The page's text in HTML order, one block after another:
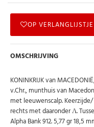
OP VERLANGLIJSTJE
OMSCHRIJVING
KONINKRIJK van
v.Chr., munthuis van
met leeuwenscalp.
rechts met daaronder Λ.
Alpha Bank 912. 5,77 gr 18,5